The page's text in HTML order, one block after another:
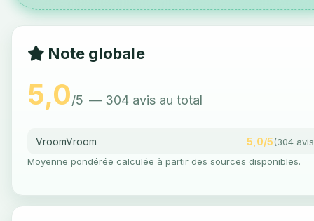
Note globale
5,0/5 — 304 avis au total
VroomVroom 5,0/5(304
Moyenne pondérée calculée à partir des sources disponibles.